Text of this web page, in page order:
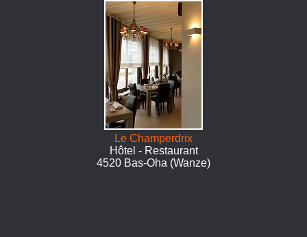
Le Champerdrix
Hôtel - Restaurant
4520 Bas-Oha (Wanze)